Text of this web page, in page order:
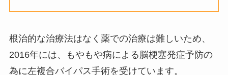
根治的な治療法はなく薬での治療は難しいため、
2016年には、もやもや病による脳梗塞発症予防の
為に左複合バイパス手術を受けています。